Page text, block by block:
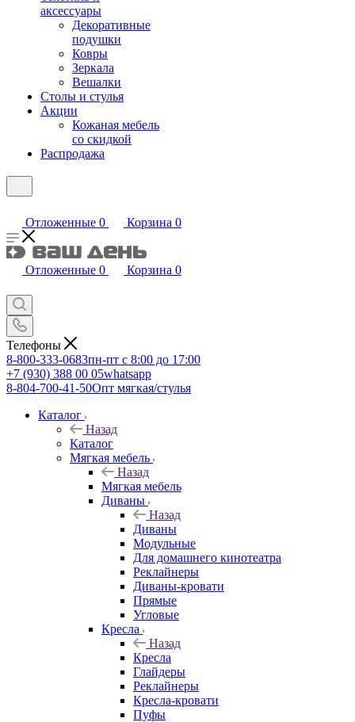
аксессуары
Декоративные
подушки
Ковры
Зеркала
Вешалки
Столы и стулья
Акции
Кожаная мебель
со скидкой
Распродажа
Отложенные 0 Корзина 0
Отложенные 0 Корзина 0
Телефоны
8-800-333-0683пн-пт с 8:00 до 17:00
+7 (930) 388 00 05whatsapp
8-804-700-41-50Опт мягкая/стулья
Каталог
Назад
Каталог
Мягкая мебель
Назад
Мягкая мебель
Диваны
Назад
Диваны
Модульные
Для домашнего кинотеатра
Реклайнеры
Диваны-кровати
Прямые
Угловые
Кресла
Назад
Кресла
Глайдеры
Реклайнеры
Кресла-кровати
Пуфы